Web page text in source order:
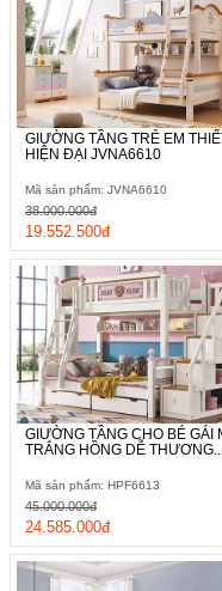
GIƯỜNG TẦNG TRẺ EM
HIỆN ĐẠI JVNA6610
Mã sản phẩm: JVNA6610
19.552.500đ
38.000.000đ
GIƯỜNG TẦNG CHO BÉ GÁI
TRẮNG HỒNG DỄ
Mã sản phẩm: HPF6613
24.585.000đ
45.000.000đ